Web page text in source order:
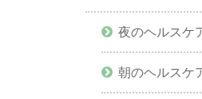
夜のヘルスケ
朝のヘルスケ